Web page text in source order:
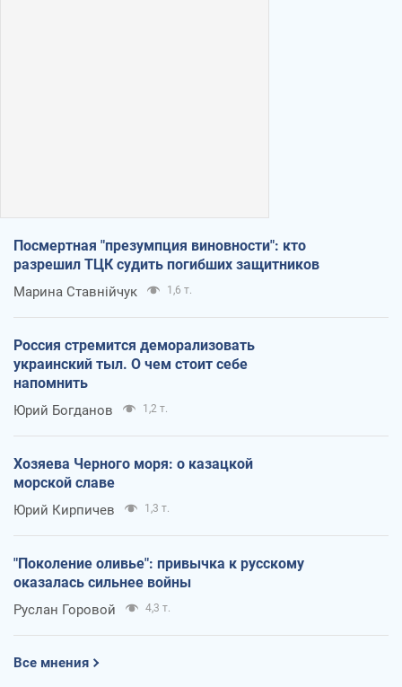
Посмертная "презумпция виновности": кто
разрешил ТЦК судить погибших защитников
Марина Ставнійчук 1,6 т.
Россия стремится деморализовать
украинский тыл. О чем стоит себе
напомнить
Юрий Богданов 1,2 т.
Хозяева Черного моря: о казацкой
морской славе
Юрий Кирпичев 1,3 т.
"Поколение оливье": привычка к русскому
оказалась сильнее войны
Руслан Горовой 4,3 т.
Все мнения